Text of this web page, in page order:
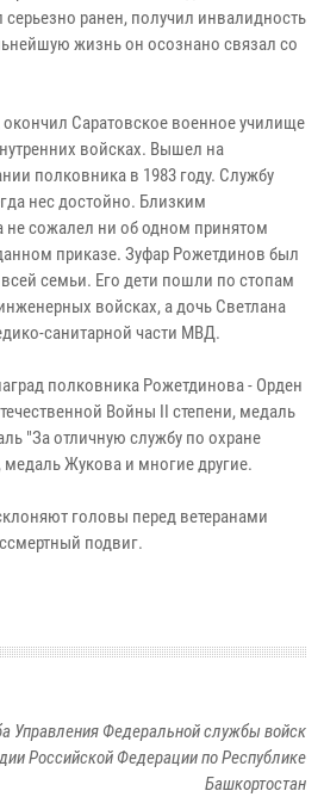
ранен, получил инвалидность
жизнь он осознано связал со
окончил Саратовское военное училище
войсках. Вышел на
полковника в 1983 году. Службу
нес достойно. Близким
не сожалел ни об одном принятом
приказе. Зуфар Рожетдинов был
семьи. Его дети пошли по стопам
войсках, а дочь Светлана
санитарной части МВД.
полковника Рожетдинова - Орден
Войны II степени, медаль
"За отличную службу по охране
Жукова и многие другие.
головы перед ветеранами
подвиг.
Управления Федеральной службы войск
Российской Федерации по Республике
Башкортостан